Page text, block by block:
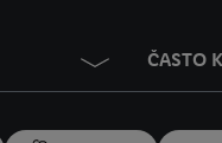
ČASTO